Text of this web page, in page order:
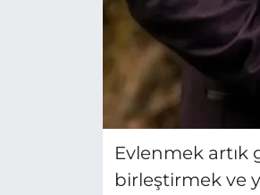
Evlenmek artık
birleştirmek ve